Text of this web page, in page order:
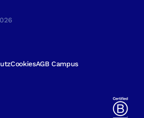
CookiesAGB Campus